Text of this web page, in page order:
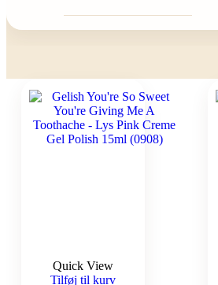
Quick View
Tilføj til kurv